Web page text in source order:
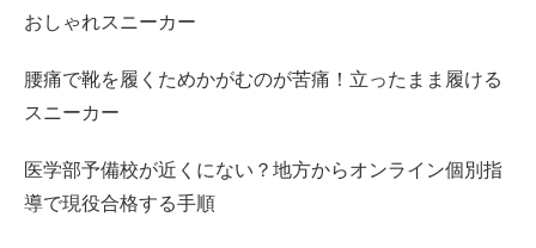
おしゃれスニーカー
腰痛で靴を履くためかがむのが苦痛！立ったまま履ける
スニーカー
医学部予備校が近くにない？地方からオンライン個別指
導で現役合格する手順